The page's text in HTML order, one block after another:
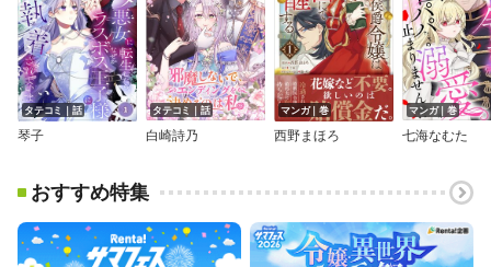
タテコミ｜話
琴子
タテコミ｜話
白崎詩乃
マンガ｜巻
西野まほろ
マンガ｜巻
七海なむた
おすすめ特集